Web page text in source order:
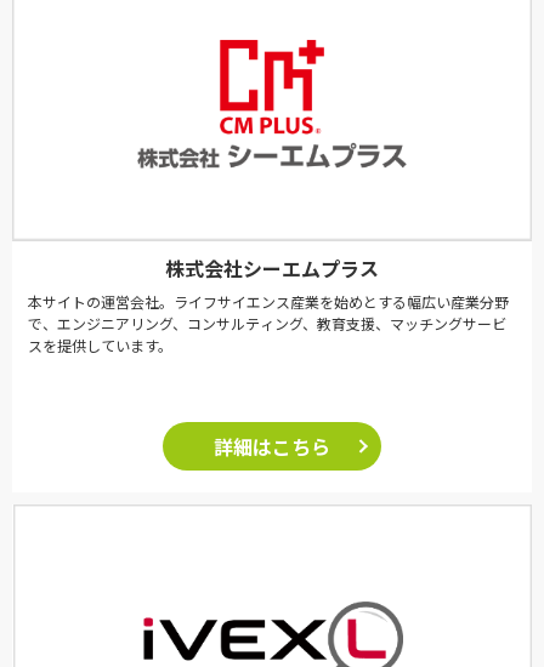
株式会社シーエムプラス
本サイトの運営会社。ライフサイエンス産業を始めとする幅広い産業分野
で、エンジニアリング、コンサルティング、教育支援、マッチングサービ
スを提供しています。
詳細はこちら